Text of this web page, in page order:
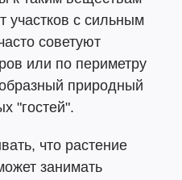
участков с сильным
советуют
или по периметру
природный
"гостей".
что растение
занимать